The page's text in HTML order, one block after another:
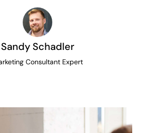
Sandy Schadler
Consultant Expert